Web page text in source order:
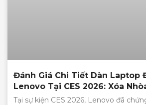
Đánh Giá Chi Tiết Dàn Laptop
Lenovo Tại CES 2026: Xóa
Tại sự kiện CES 2026, Lenovo đã